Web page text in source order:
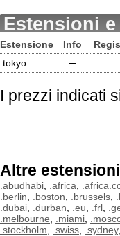
Estensioni
Estensione Info
.tokyo
─
I prezzi indicati
Altre
.abudhabi .africa
.berlin
.boston .brussels
.dubai
.durban .eu .frl
.melbourne
.miami
.stockholm
.swiss .sydney,